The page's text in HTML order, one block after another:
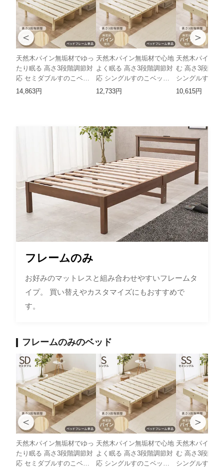
天然木パイン無垢材でゆっ
たり眠る 高さ3段階調節対
応 セミダブルすのこベッ
ド HH
14,863円
天然木パイン無垢材で心地
よく眠る 高さ3段階調節対
応 シングルすのこベッド
HH
12,733円
天然木パイン無
む 高さ3段階調
シングルすのこ
10,615円
＜ ＞
フレームのみ
お好みのマットレスと組み合わせやすいフレームタ
イプ。 買い替えやカスタマイズにもおすすめで
す。
フレームのみのベッド
天然木パイン無垢材でゆっ
たり眠る 高さ3段階調節対
応 セミダブルすのこベッ
天然木パイン無垢材で心地
よく眠る 高さ3段階調節対
応 シングルすのこベッド
天然木パイン無
む 高さ3段階調
シングルすのこ
＜ ＞